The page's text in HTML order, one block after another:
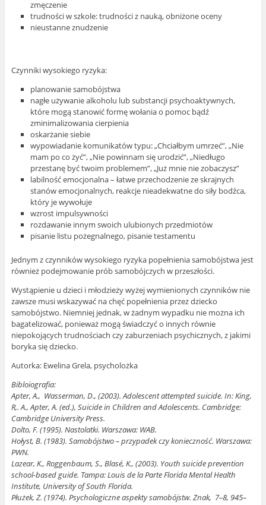
zmęczenie
trudności w szkole: trudności z nauką, obniżone oceny
nieustanne znudzenie
Czynniki wysokiego ryzyka:
planowanie samobójstwa
nagłe używanie alkoholu lub substancji psychoaktywnych,
które mogą stanowić formę wołania o pomoc bądź
zminimalizowania cierpienia
oskarżanie siebie
wypowiadanie komunikatów typu: „Chciałbym umrzeć”, „Nie
mam po co żyć”, „Nie powinnam się urodzić”, „Niedługo
przestanę być twoim problemem”, „Już mnie nie zobaczysz”
labilność emocjonalna – łatwe przechodzenie ze skrajnych
stanów emocjonalnych, reakcje nieadekwatne do siły bodźca,
który je wywołuje
wzrost impulsywności
rozdawanie innym swoich ulubionych przedmiotów
pisanie listu pożegnalnego, pisanie testamentu
Jednym z czynników wysokiego ryzyka popełnienia samobójstwa jest
również podejmowanie prób samobójczych w przeszłości.
Wystąpienie u dzieci i młodzieży wyżej wymienionych czynników nie
zawsze musi wskazywać na chęć popełnienia przez dziecko
samobójstwo. Niemniej jednak, w żadnym wypadku nie można ich
bagatelizować, ponieważ mogą świadczyć o innych równie
niepokojących trudnościach czy zaburzeniach psychicznych, z jakimi
boryka się dziecko.
Autorka: Ewelina Grela, psycholożka
Bibloiografia:
Apter, A., Wasserman, D., (2003). Adolescent attempted suicide. In: King,
R,. A., Apter, A. (ed.), Suicide in Children and Adolescents. Cambridge:
Cambridge University Press.
Dolto, F. (1995). Nastolatki. Warszawa: WAB.
Hołyst, B. (1983). Samobójstwo – przypadek czy konieczność. Warszawa:
PWN.
Lazear, K., Roggenbaum, S., Blasé, K., (2003). Youth suicide prevention
school-based guide. Tampa: Louis de la Parte Florida Mental Health
Institute, University of South Florida.
Płużek, Z. (1974). Psychologiczne aspekty samobójstw. Znak, 7–8, 945–